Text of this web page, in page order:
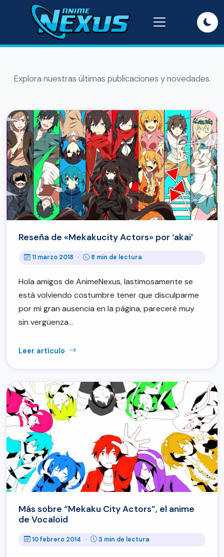
Explora nuestras últimas publicaciones y novedades.
Reseña de «Mekakucity Actors» por ‘akai’
11 marzo 2018 · 8 min de lectura
Hola amigos de AnimeNexus, lastimosamente se
está volviendo costumbre tener que disculparme
por mi gran ausencia en la página, pareceré muy
sin vergüenza…
Leer artículo
Más sobre “Mekaku City Actors”, el anime
de Vocaloid
10 febrero 2014 · 3 min de lectura